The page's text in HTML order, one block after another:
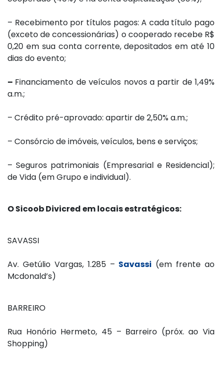
– Recebimento por títulos pagos: A cada título pago
(exceto de concessionárias) o cooperado recebe R$
0,20 em sua conta corrente, depositados em até 10
dias do evento;
– Financiamento de veículos novos a partir de 1,49%
a.m.;
– Crédito pré-aprovado: apartir de 2,50% a.m.;
– Consórcio de imóveis, veículos, bens e serviços;
– Seguros patrimoniais (Empresarial e Residencial);
de Vida (em Grupo e individual).
O Sicoob Divicred em locais estratégicos:
SAVASSI
Av. Getúlio Vargas, 1.285 – Savassi (em frente ao
Mcdonald’s)
BARREIRO
Rua Honório Hermeto, 45 – Barreiro (próx. ao Via
Shopping)